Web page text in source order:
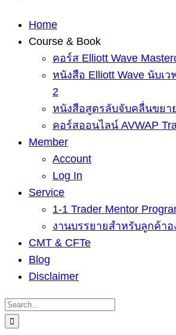
Home
Course & Book
คอร์ส Elliott Wave
หนังสือ Elliott Wave นับเว
2
หนังสือสูตรลับจับคลื่นขยา
คอร์สออนไลน์ AVWAP
Member
Account
Log In
Service
1-1 Trader Mentor
งานบรรยายสำหรับลูกค้าอ
CMT & CFTe
Blog
Disclaimer
Search
for: